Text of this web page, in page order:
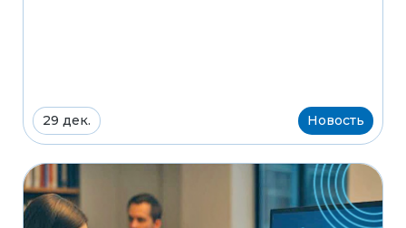
29 дек. Новость